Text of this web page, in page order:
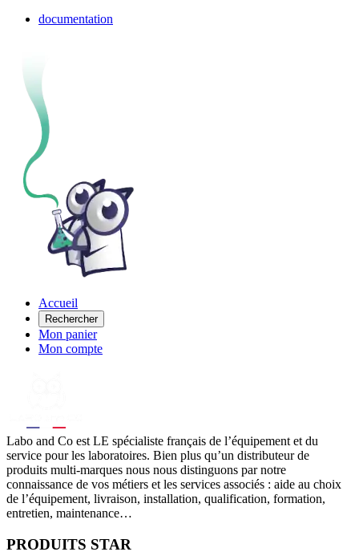
documentation
Accueil
Rechercher
Mon panier
Mon compte
Labo and Co est LE spécialiste français de l’équipement et du
service pour les laboratoires. Bien plus qu’un distributeur de
produits multi-marques nous nous distinguons par notre
connaissance de vos métiers et les services associés : aide au choix
de l’équipement, livraison, installation, qualification, formation,
entretien, maintenance…
PRODUITS STAR